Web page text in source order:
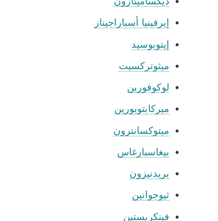
إيرفينيا أسباراجيناز
إيتوبوسيد
ميثوتركسيت
لوكوفورين
ميركابتوبورين
ميتوكسانترون
بيغاسبارغاس
بريدنيزون
ثيوجوانين
فينكريستين